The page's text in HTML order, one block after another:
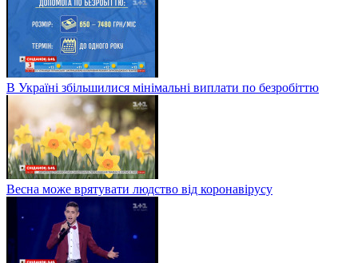
В Україні збільшилися мінімальні виплати по безробіттю
Весна може врятувати людство від коронавірусу